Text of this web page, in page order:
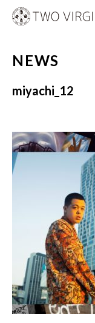
NEWS
miyachi_12